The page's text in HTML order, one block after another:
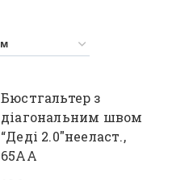
Бюстгальтер з
діагональним швом
“Деді 2.0″нееласт.,
65АА